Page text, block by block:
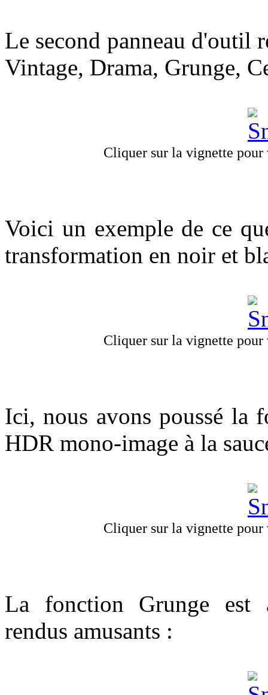
Le second panneau d'outil
Vintage, Drama, Grunge,
Cliquer sur la vignette
Voici un exemple de ce
transformation en noir et
Cliquer sur la vignette
Ici, nous avons poussé la
HDR mono-image à la
Cliquer sur la vignette
La fonction Grunge est
rendus amusants :